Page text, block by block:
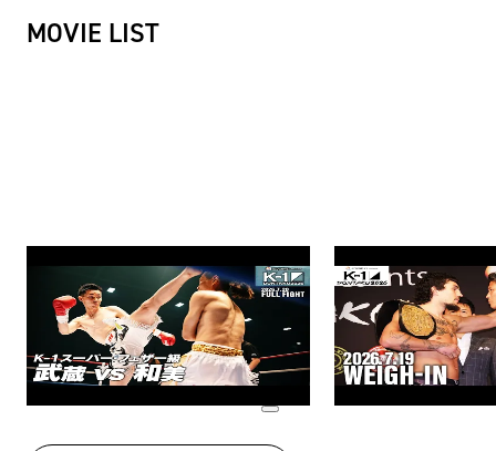
MOVIE LIST